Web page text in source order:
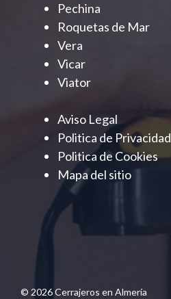
Pechina
Roquetas de Mar
Vera
Vicar
Viator
Aviso Legal
Politica de Privacidad
Politica de Cookies
Mapa del sitio
© 2026 Cerrajeros en Almería